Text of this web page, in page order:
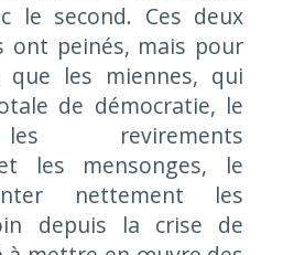
le second. Ces deux
ont peinés, mais pour
que les miennes, qui
de démocratie, le
revirements
les mensonges, le
nettement les
depuis la crise de